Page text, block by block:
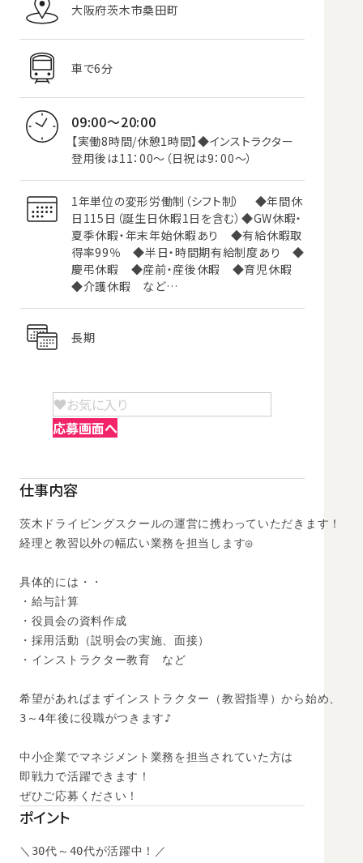
大阪府茨木市桑田町
車で6分
09:00～20:00
【実働8時間/休憩1時間】◆インストラクター
登用後は11：00～（日祝は9：00～）
1年単位の変形労働制（シフト制） ◆年間休
日115日（誕生日休暇1日を含む）◆GW休暇・
夏季休暇・年末年始休暇あり ◆有給休暇取
得率99％ ◆半日・時間期有給制度あり ◆
慶弔休暇 ◆産前・産後休暇 ◆育児休暇
◆介護休暇 など…
長期
お気に入り
応募画面へ
仕事内容
茨木ドライビングスクールの運営に携わっていただきます！
経理と教習以外の幅広い業務を担当します◎
具体的には・・
・給与計算
・役員会の資料作成
・採用活動（説明会の実施、面接）
・インストラクター教育　など
希望があればまずインストラクター（教習指導）から始め、
3～4年後に役職がつきます♪
中小企業でマネジメント業務を担当されていた方は
即戦力で活躍できます！
ぜひご応募ください！
ポイント
＼30代～40代が活躍中！／